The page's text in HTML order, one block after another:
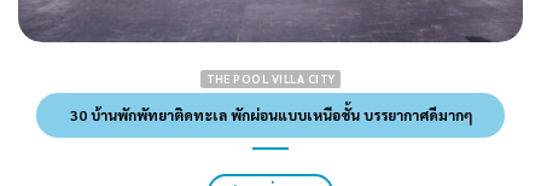
THE POOL VILLA CITY
30 บ้านพักพัทยาติดทะเล พักผ่อนแบบเหนือชั้น บรรยากาศดีมากๆ